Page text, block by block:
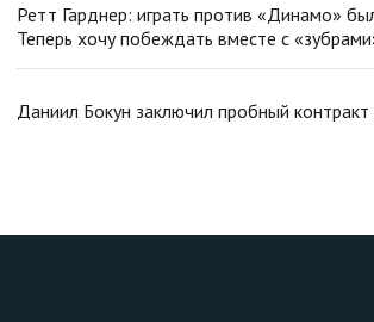
Ретт Гарднер: играть против «Динамо»
Теперь хочу побеждать вместе с
Даниил Бокун заключил пробный